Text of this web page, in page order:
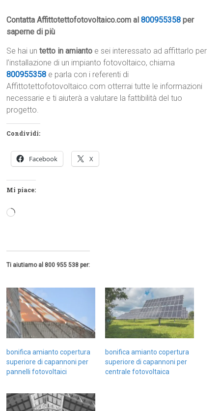
Contatta Affittotettofotovoltaico.com al800955358 per
saperne di più
Se hai untetto in amianto e sei interessato ad affittarlo per
l’installazione di un impianto fotovoltaico, chiama
800955358 e parla con i referenti di
Affittotettofotovoltaico.com otterrai tutte le informazioni
necessarie e ti aiuterà a valutare la fattibilità del tuo
progetto.
Condividi:
Facebook X
Mi piace:
Caricamento
Ti aiutiamo al 800 955 538 per:
bonifica amianto copertura
superiore di capannoni per
pannelli fotovoltaici
bonifica amianto copertura
superiore di capannoni per
centrale fotovoltaica